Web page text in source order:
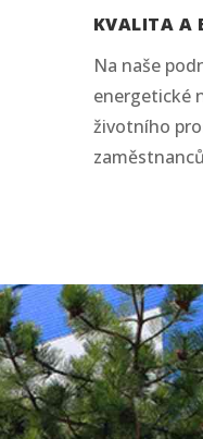
KVALITA A
Na naše
energetické
životního